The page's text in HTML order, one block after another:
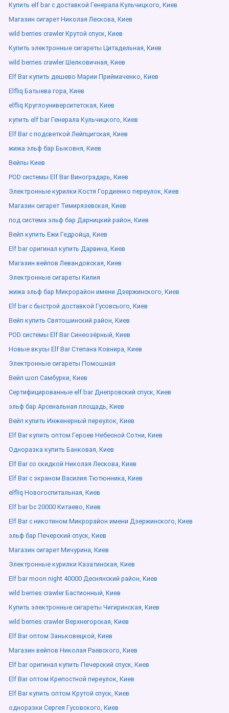
Купить elf bar с доставкой Генерала Кульчицкого, Киев
Магазин сигарет Николая Лескова, Киев
wild berries crawler Крутой спуск, Киев
Купить электронные сигареты Цитадельная, Киев
wild berries crawler Шелковичная, Киев
Elf Bar купить дешево Марии Приймаченко, Киев
Elfliq Батыева гора, Киев
elfliq Круглоуниверситетская, Киев
купить elf bar Генерала Кульчицкого, Киев
Elf Bar с подсветкой Лейпцигская, Киев
жижа эльф бар Быковня, Киев
Вейпы Киев
POD системы Elf Bar Виноградарь, Киев
Электронные курилки Костя Гордиенко переулок, Киев
Магазин сигарет Тимирязевская, Киев
под система эльф бар Дарницкий район, Киев
Вейп купить Ежи Гедройца, Киев
Elf bar оригинал купить Дарвина, Киев
Магазин вейпов Левандовская, Киев
Электронные сигареты Килия
жижа эльф бар Микрорайон имени Дзержинского, Киев
Elf bar с быстрой доставкой Гусовсього, Киев
Вейп купить Святошинский район, Киев
POD системы Elf Bar Синеозёрный, Киев
Новые вкусы Elf Bar Степана Ковнира, Киев
Электронные сигареты Помошная
Вейп шоп Самбурки, Киев
Сертифицированные elf bar Днепровский спуск, Киев
эльф бар Арсенальная площадь, Киев
Вейп купить Инженерный переулок, Киев
Elf Bar купить оптом Героев Небесной Сотни, Киев
Одноразка купить Банковая, Киев
Elf Bar со скидкой Николая Лескова, Киев
Elf Bar с экраном Василия Тютюнника, Киев
elfliq Новогоспитальная, Киев
Elf bar bc 20000 Китаево, Киев
Elf Bar с никотином Микрорайон имени Дзержинского, Киев
эльф бар Печерский спуск, Киев
Магазин сигарет Мичурина, Киев
Электронные курилки Казатинская, Киев
Elf bar moon night 40000 Деснянский район, Киев
wild berries crawler Бастионный, Киев
Купить электронные сигареты Чигиринская, Киев
wild berries crawler Верхнегорская, Киев
Elf Bar оптом Заньковецкой, Киев
Магазин вейпов Николая Раевского, Киев
Elf bar оригинал купить Печерский спуск, Киев
Elf Bar оптом Крепостной переулок, Киев
Elf Bar купить оптом Крутой спуск, Киев
одноразки Сергея Гусовского, Киев